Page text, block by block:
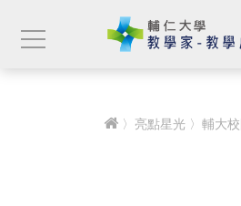
〉 亮點星光 〉輔大